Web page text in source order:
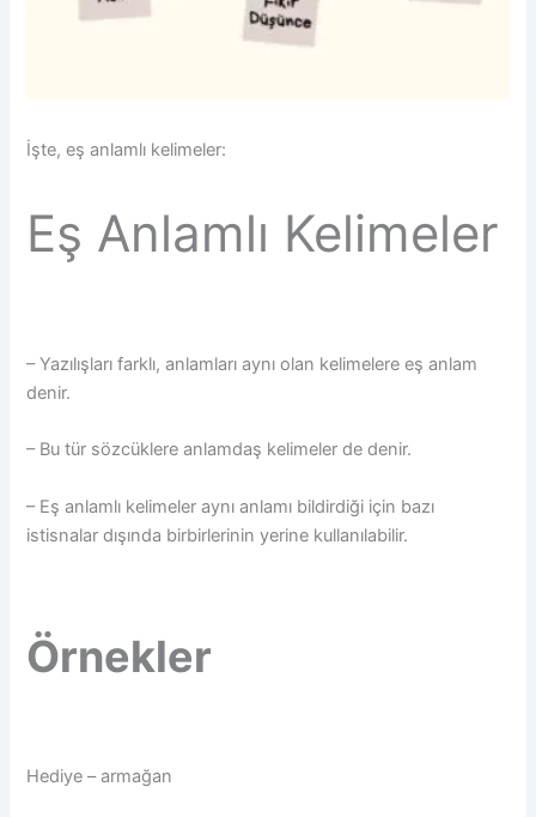
İşte, eş anlamlı kelimeler:
Eş Anlamlı Kelimeler
– Yazılışları farklı, anlamları aynı olan kelimelere eş anlam
denir.
– Bu tür sözcüklere anlamdaş kelimeler de denir.
– Eş anlamlı kelimeler aynı anlamı bildirdiği için bazı
istisnalar dışında birbirlerinin yerine kullanılabilir.
Örnekler
Hediye – armağan